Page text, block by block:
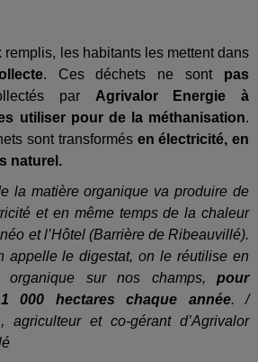
les habitants les mettent dans
. Ces déchets ne sont pas
par Agrivalor Energie à
utiliser pour de la méthanisation.
sont transformés en électricité, en
naturel.
la matière organique va produire de
et en même temps de la chaleur
et l’Hôtel (Barrière de Ribeauvillé).
appelle le digestat, on le réutilise en
organique sur nos champs, pour
000 hectares chaque année. /
agriculteur et co-gérant d’Agrivalor